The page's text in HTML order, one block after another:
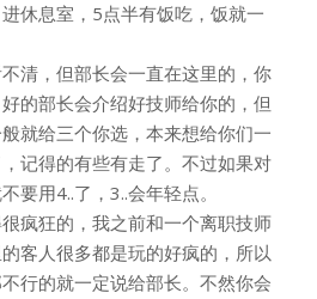
休息室，5点半有饭吃，饭就一
清，但部长会一直在这里的，你
的部长会介绍好技师给你的，但
就给三个你选，本来想给你们一
记得的有些有走了。不过如果对
要用4..了，3..会年轻点。
疯狂的，我之前和一个离职技师
客人很多都是玩的好疯的，所以
行的就一定说给部长。不然你会